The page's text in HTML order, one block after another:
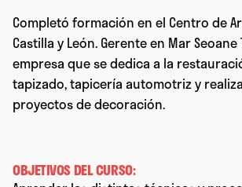
Completó formación en el Centro de
Castilla y León. Gerente en Mar
empresa que se dedica a la
tapizado, tapicería automotriz y
proyectos de decoración.
OBJETIVOS DEL CURSO: